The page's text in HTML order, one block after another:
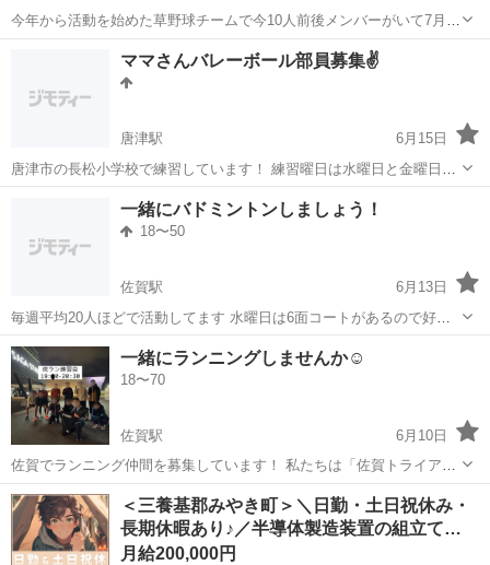
今年から活動を始めた草野球チームで今10人前後メンバーがいて7月か
らリーグ戦などに参加していく予定です！ 今チーム名決めてユニフォ
ームを作ろうとしてるところです。メンバーが試合できる人数ギリギ
リなのであと数人募集したいなと思...
佐賀駅 リーグ戦
ママさんバレーボール部員募集✌
唐津駅
6月15日
唐津市の長松小学校で練習しています！ 練習曜日は水曜日と金曜日の
19:30からです🙆‍♀️ 25歳以上の方は唐津市の大会参加出来ます！ 現在男
性も3名程一緒に練習しているので お友達同士、ご夫婦での参加もOK
です！ 初心者の...
唐津駅 スポーツ バレーボール部
一緒にバドミントンしましょう！
18〜50
佐賀駅
6月13日
毎週平均20人ほどで活動してます 水曜日は6面コートがあるので好き
なだけバトミントンする事ができます中級者の方がメインです水曜日
は初心者の方の 募集現在停止しています 月曜日は今の所初心者の方が
多めです 最初3試合から4試合...
佐賀 佐賀市 佐賀駅 バドミントン
一緒にランニングしませんか☺️
18〜70
佐賀駅
6月10日
佐賀でランニング仲間を募集しています！ 私たちは「佐賀トライアス
ロンチームTRISE」です。 毎週水曜日19:10から、みんなで楽しくラ
ンニング練習を行っています🏃‍♂️🏃‍♀️ 「トライアスロンチーム」と聞く
と敷居が...
佐賀 佐賀市 佐賀駅 その他
＜三養基郡みやき町＞＼日勤・土日祝休み・
長期休暇あり♪／半導体製造装置の組立て…
月給200,000円